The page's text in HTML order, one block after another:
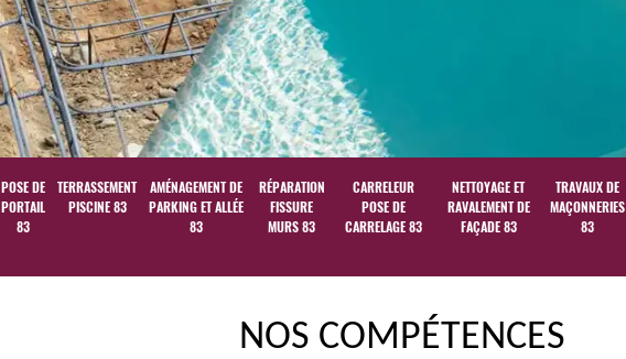
POSE DE
PORTAIL
83
TERRASSEMENT
PISCINE 83
AMÉNAGEMENT DE
PARKING ET ALLÉE
83
RÉPARATION
FISSURE
MURS 83
CARRELEUR
POSE DE
CARRELAGE 83
NETTOYAGE ET
RAVALEMENT DE
FAÇADE 83
TRAVAUX DE
MAÇONNERIES
83
NOS COMPÉTENCES